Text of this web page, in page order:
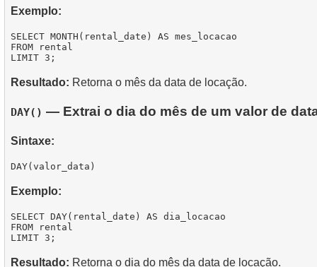
Exemplo:
SELECT MONTH(rental_date) AS mes_locacao
FROM rental
Resultado: Retorna o mês da data de locação.
DAY() — Extrai o dia do mês de um valor de
Sintaxe:
Exemplo:
SELECT DAY(rental_date) AS dia_locacao
FROM rental
Resultado: Retorna o dia do mês da data de locação.